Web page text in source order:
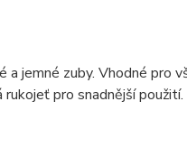
jemné zuby. Vhodné pro
pro snadnější použití.